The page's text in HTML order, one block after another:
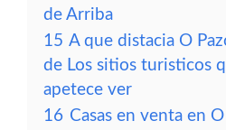
de Arriba
15 A que distacia O
de Los sitios turisticos
apetece ver
16 Casas en venta en